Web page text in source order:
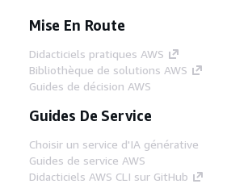
Mise En Route
Didacticiels pratiques AWS
Bibliothèque de solutions AWS
Guides de décision AWS
Guides De Service
Choisir un service d'IA générative
Guides de service AWS
Didacticiels AWS CLI sur GitHub